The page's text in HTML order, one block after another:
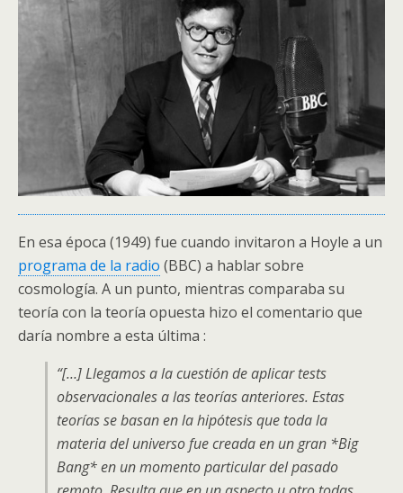
En esa época (1949) fue cuando invitaron a Hoyle a un
programa de la radio (BBC) a hablar sobre
cosmología. A un punto, mientras comparaba su
teoría con la teoría opuesta hizo el comentario que
daría nombre a esta última :
“[…] Llegamos a la cuestión de aplicar tests
observacionales a las teorías anteriores. Estas
teorías se basan en la hipótesis que toda la
materia del universo fue creada en un gran *Big
Bang* en un momento particular del pasado